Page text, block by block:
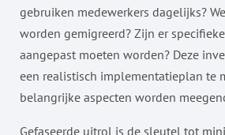
gebruiken medewerkers dagelijks?
worden gemigreerd? Zijn er
aangepast moeten worden? Deze
een realistisch implementatieplan te
belangrijke aspecten worden
Gefaseerde uitrol is de sleutel tot